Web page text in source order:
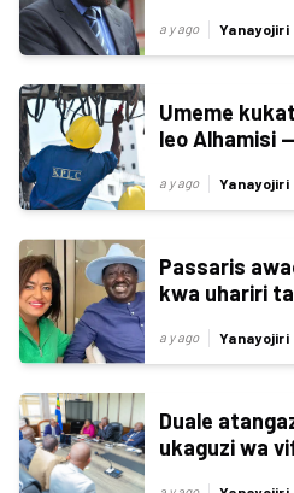
kifungo
a y ago Yanayojiri
Umeme
leo Alhamisi
a y ago Yanayojiri
Passaris
kwa uhariri
a y ago Yanayojiri
Duale
ukaguzi wa